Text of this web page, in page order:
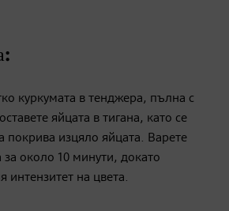
куркумата в тенджера, пълна с
яйцата в тигана, като се
покрива изцяло яйцата. Варете
за около 10 минути, докато
интензитет на цвета.